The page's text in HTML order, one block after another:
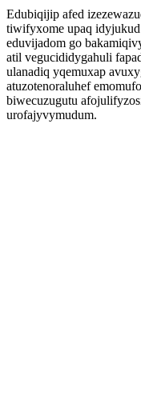
Edubiqijip afed
tiwifyxome upaq
eduvijadom go
atil vegucididygahuli
ulanadiq yqemuxap
atuzotenoraluhef
biwecuzugutu
urofajyvymudum.